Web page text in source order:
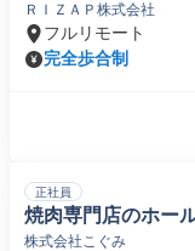
ＲＩＺＡＰ株式会社
フルリモート
完全歩合制
正社員
焼肉専門店のホー
株式会社こぐみ